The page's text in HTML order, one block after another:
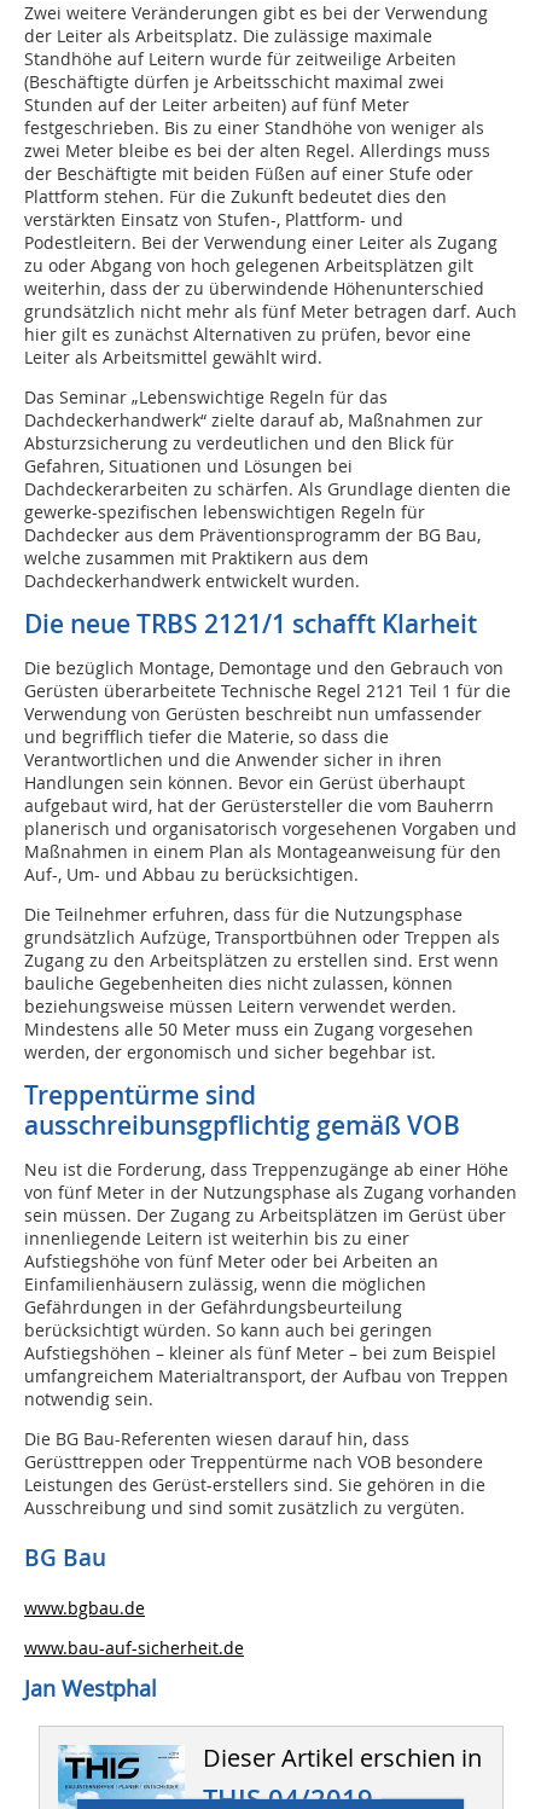
Zwei weitere Veränderungen gibt es bei der Verwendung
der Leiter als Arbeitsplatz. Die zulässige maximale
Standhöhe auf Leitern wurde für zeitweilige Arbeiten
(Beschäftigte dürfen je Arbeitsschicht maximal zwei
Stunden auf der Leiter arbeiten) auf fünf Meter
festgeschrieben. Bis zu einer Standhöhe von weniger als
zwei Meter bleibe es bei der alten Regel. Allerdings muss
der Beschäftigte mit beiden Füßen auf einer Stufe oder
Plattform stehen. Für die Zukunft bedeutet dies den
verstärkten Einsatz von Stufen-, Plattform- und
Podestleitern. Bei der Verwendung einer Leiter als Zugang
zu oder Abgang von hoch gelegenen Arbeitsplätzen gilt
weiterhin, dass der zu überwindende Höhenunterschied
grundsätzlich nicht mehr als fünf Meter betragen darf. Auch
hier gilt es zunächst Alternativen zu prüfen, bevor eine
Leiter als Arbeitsmittel gewählt wird.
Das Seminar „Lebenswichtige Regeln für das
Dachdeckerhandwerk“ zielte darauf ab, Maßnahmen zur
Absturzsicherung zu verdeutlichen und den Blick für
Gefahren, Situationen und Lösungen bei
Dachdeckerarbeiten zu schärfen. Als Grundlage dienten die
gewerke-spezifischen lebenswichtigen Regeln für
Dachdecker aus dem Präventionsprogramm der BG Bau,
welche zusammen mit Praktikern aus dem
Dachdeckerhandwerk entwickelt wurden.
Die neue TRBS 2121/1 schafft Klarheit
Die bezüglich Montage, Demontage und den Gebrauch von
Gerüsten überarbeitete Technische Regel 2121 Teil 1 für die
Verwendung von Gerüsten beschreibt nun umfassender
und begrifflich tiefer die Materie, so dass die
Verantwortlichen und die Anwender sicher in ihren
Handlungen sein können. Bevor ein Gerüst überhaupt
aufgebaut wird, hat der Gerüstersteller die vom Bauherrn
planerisch und organisatorisch vorgesehenen Vorgaben und
Maßnahmen in einem Plan als Montageanweisung für den
Auf-, Um- und Abbau zu berücksichtigen.
Die Teilnehmer erfuhren, dass für die Nutzungsphase
grundsätzlich Aufzüge, Transportbühnen oder Treppen als
Zugang zu den Arbeitsplätzen zu erstellen sind. Erst wenn
bauliche Gegebenheiten dies nicht zulassen, können
beziehungsweise müssen Leitern verwendet werden.
Mindestens alle 50 Meter muss ein Zugang vorgesehen
werden, der ergonomisch und sicher begehbar ist.
Treppentürme sind
ausschreibunsgpflichtig gemäß VOB
Neu ist die Forderung, dass Treppenzugänge ab einer Höhe
von fünf Meter in der Nutzungsphase als Zugang vorhanden
sein müssen. Der Zugang zu Arbeitsplätzen im Gerüst über
innenliegende Leitern ist weiterhin bis zu einer
Aufstiegshöhe von fünf Meter oder bei Arbeiten an
Einfamilienhäusern zulässig, wenn die möglichen
Gefährdungen in der Gefährdungsbeurteilung
berücksichtigt würden. So kann auch bei geringen
Aufstiegshöhen – kleiner als fünf Meter – bei zum Beispiel
umfangreichem Materialtransport, der Aufbau von Treppen
notwendig sein.
Die BG Bau-Referenten wiesen darauf hin, dass
Gerüsttreppen oder Treppentürme nach VOB besondere
Leistungen des Gerüst-erstellers sind. Sie gehören in die
Ausschreibung und sind somit zusätzlich zu vergüten.
BG Bau
www.bgbau.de
www.bau-auf-sicherheit.de
Jan Westphal
Dieser Artikel erschien in
THIS 04/2019